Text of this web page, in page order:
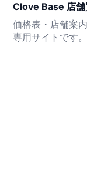
Clove Base 店舗
価格表・店舗案
専用サイトです。